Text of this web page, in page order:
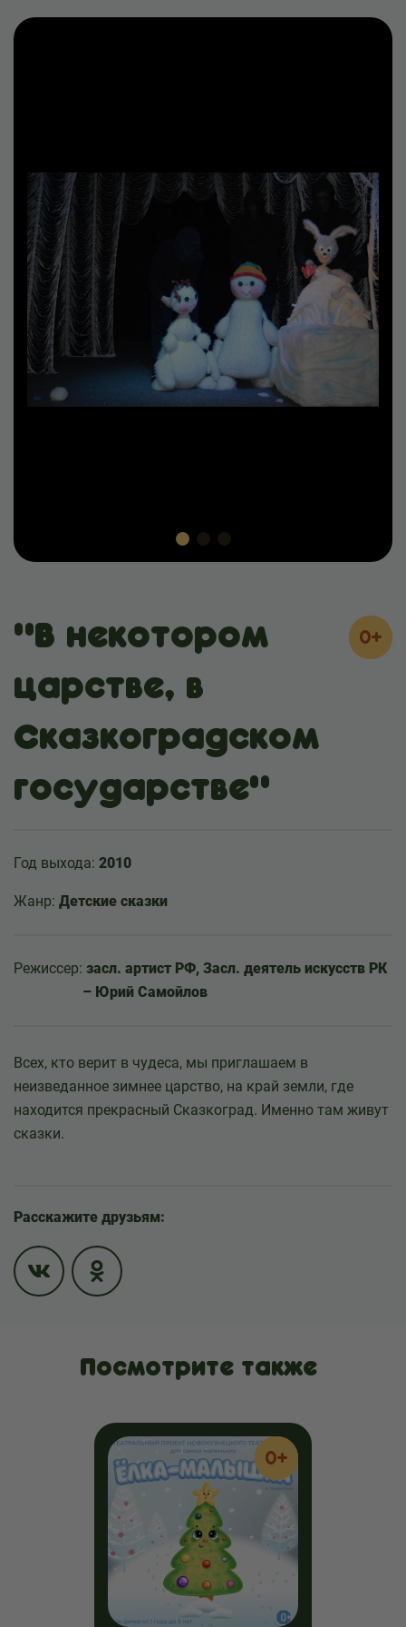
"В некотором
царстве, в
Сказкоградском
государстве"
0+
Год выхода: 2010
Жанр: Детские сказки
Режиссер: засл. артист РФ, Засл. деятель искусств РК
– Юрий Самойлов
Всех, кто верит в чудеса, мы приглашаем в
неизведанное зимнее царство, на край земли, где
находится прекрасный Сказкоград. Именно там живут
сказки.
Расскажите друзьям:
Посмотрите также
0+